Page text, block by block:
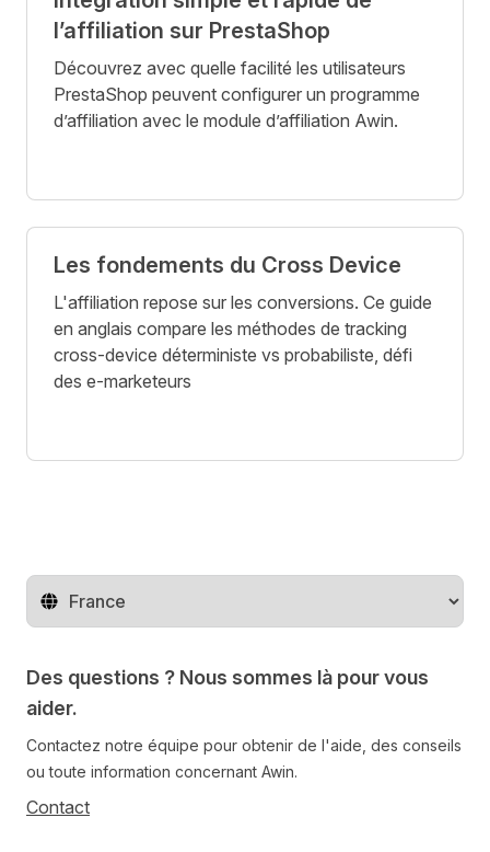
l’affiliation sur PrestaShop
Découvrez avec quelle facilité les utilisateurs
PrestaShop peuvent configurer un programme
d’affiliation avec le module d’affiliation Awin.
Les fondements du Cross Device
L'affiliation repose sur les conversions. Ce guide
en anglais compare les méthodes de tracking
cross-device déterministe vs probabiliste, défi
des e-marketeurs
Changer de pays
Des questions ? Nous sommes là pour vous
aider.
Contactez notre équipe pour obtenir de l'aide, des conseils
ou toute information concernant Awin.
Contact